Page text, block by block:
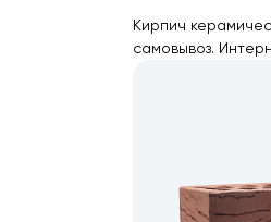
Кирпич
самовывоз.